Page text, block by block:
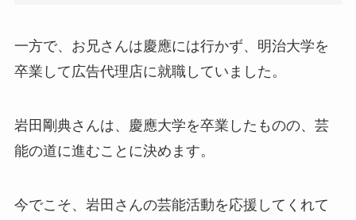
一方で、お兄さんは慶應には行かず、明治大学を
卒業して広告代理店に就職していました。
岩田剛典さんは、慶應大学を卒業したものの、芸
能の道に進むことに決めます。
今でこそ、岩田さんの芸能活動を応援してくれて